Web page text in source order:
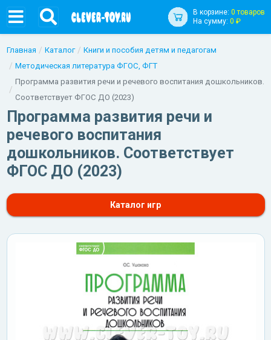
В корзине: 0 товаров
На сумму: 0 ₽
Главная Каталог
Книги и пособия детям и педагогам
Методическая литература ФГОС, ФГТ
Программа развития речи и речевого воспитания дошкольников.
Соответствует ФГОС ДО (2023)
Программа развития речи и
речевого воспитания
дошкольников. Соответствует
ФГОС ДО (2023)
Каталог игр